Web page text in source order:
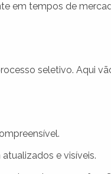
em tempos de
seletivo. Aqui
e visíveis.